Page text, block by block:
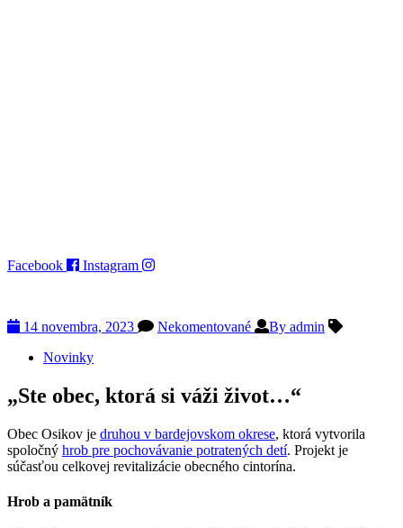
Facebook Instagram
14 novembra, 2023 Nekomentované
By admin
Novinky
„Ste obec, ktorá si váži život…“
Obec Osikov je druhou v bardejovskom okrese, ktorá vytvorila
spoločný hrob pre pochovávanie potratených detí. Projekt je
súčasťou celkovej revitalizácie obecného cintorína.
Hrob a pamätník